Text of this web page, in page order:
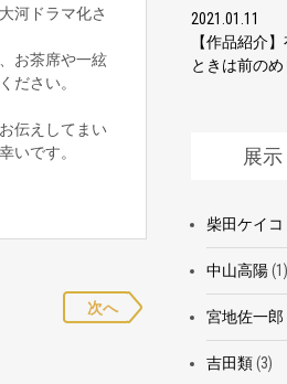
河ドラマ化さ
お茶席や一絃
ださい。
伝えしてまい
幸いです。
次へ
2021.01.11
【作品紹介
ときは前のめ
展
柴田ケイコ
中山高陽(1)
宮地佐一郎
吉田類(3)